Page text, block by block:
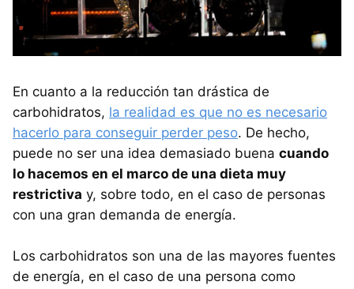
En cuanto a la reducción tan drástica de
carbohidratos, la realidad es que no es necesario
hacerlo para conseguir perder peso. De hecho,
puede no ser una idea demasiado buena cuando
lo hacemos en el marco de una dieta muy
restrictiva y, sobre todo, en el caso de personas
con una gran demanda de energía.
Los carbohidratos son una de las mayores fuentes
de energía, en el caso de una persona como